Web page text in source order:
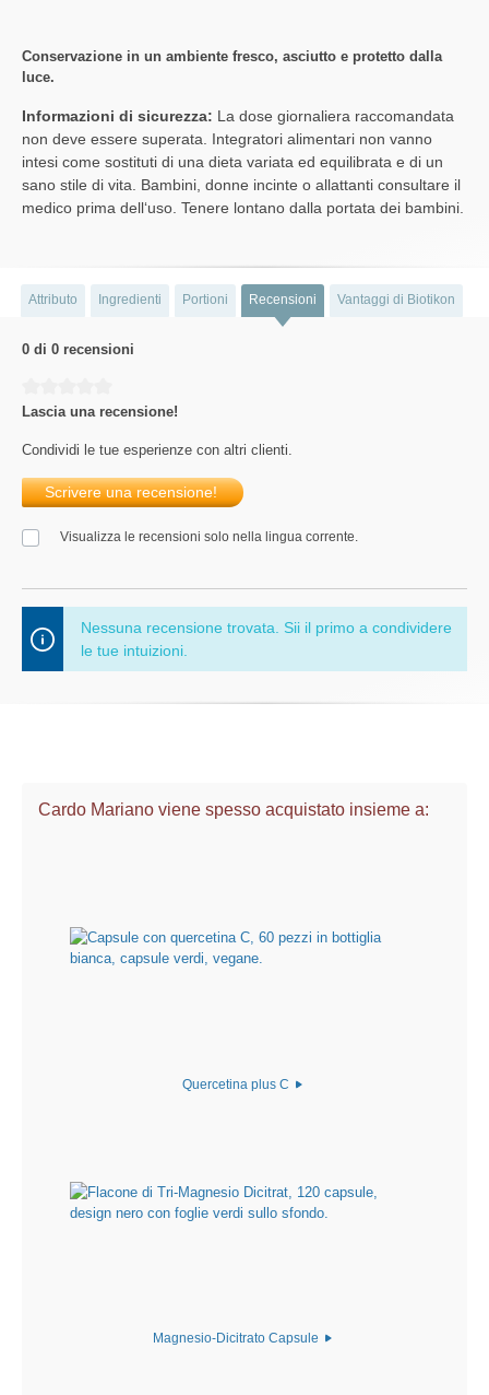
Conservazione in un ambiente fresco, asciutto e protetto dalla
luce.
Informazioni di sicurezza: La dose giornaliera raccomandata
non deve essere superata. Integratori alimentari non vanno
intesi come sostituti di una dieta variata ed equilibrata e di un
sano stile di vita. Bambini, donne incinte o allattanti consultare il
medico prima dell‘uso. Tenere lontano dalla portata dei bambini.
Attributo Ingredienti Portioni Recensioni Vantaggi di Biotikon
0 di 0 recensioni
Lascia una recensione!
Condividi le tue esperienze con altri clienti.
Scrivere una recensione!
Visualizza le recensioni solo nella lingua corrente.
Nessuna recensione trovata. Sii il primo a condividere
le tue intuizioni.
Cardo Mariano viene spesso acquistato insieme a:
Quercetina plus C
Magnesio-Dicitrato Capsule